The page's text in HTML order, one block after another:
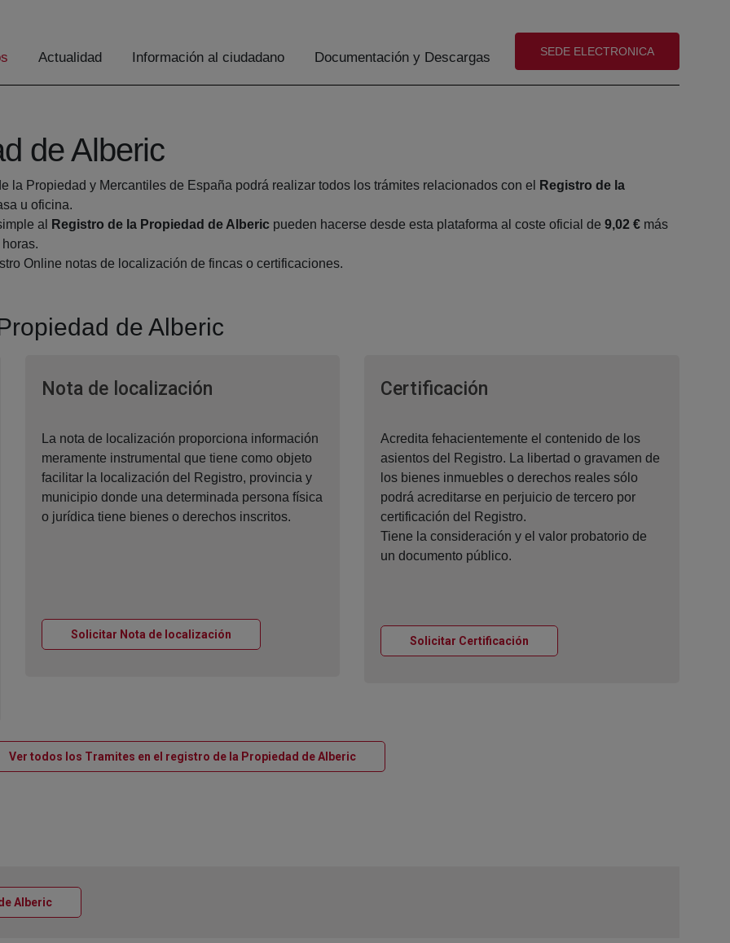
Actualidad Información al ciudadano Documentación y Descargas (abre en nueva ventana)
SEDE ELECTRONICA
de Alberic
la Propiedad y Mercantiles de España podrá realizar todos los trámites relacionados con el
Registro de la
u oficina.
al
Registro de la Propiedad de Alberic pueden hacerse desde esta plataforma al coste oficial de 9,02 € más
Online notas de localización de fincas o certificaciones.
de Alberic
Nota de localizaciónVentana nueva
La nota de localización proporciona información
meramente instrumental que tiene como objeto
facilitar la localización del Registro, provincia y
municipio donde una determinada persona física
o jurídica tiene bienes o derechos inscritos.
Solicitar Nota de localizaciónVentana nueva
Certificación
Acredita fehacientemente el contenido de los
asientos del Registro. La libertad o gravamen de
los bienes inmuebles o derechos reales sólo
podrá acreditarse en perjuicio de tercero por
certificación del Registro.
Tiene la consideración y el valor probatorio de
un documento público.
Solicitar Certificación
Ver todos los Tramites en el registro de la Propiedad de AlbericVentana nueva
AlbericVentana nueva